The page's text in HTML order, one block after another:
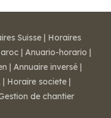
Suisse | Horaires
| Anuario-horario |
| Annuaire inversé |
| Horaire societe |
de chantier